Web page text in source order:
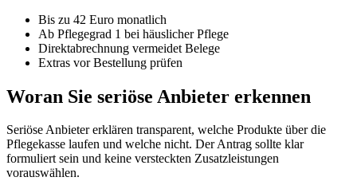
Bis zu 42 Euro monatlich
Ab Pflegegrad 1 bei häuslicher Pflege
Direktabrechnung vermeidet Belege
Extras vor Bestellung prüfen
Woran Sie seriöse Anbieter erkennen
Seriöse Anbieter erklären transparent, welche Produkte über die
Pflegekasse laufen und welche nicht. Der Antrag sollte klar
formuliert sein und keine versteckten Zusatzleistungen
vorauswählen.